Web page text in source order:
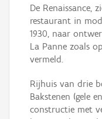
De Renaissance,
restaurant in
1930, naar
La Panne zoals
vermeld.
Rijhuis van drie
Bakstenen (gele
constructie met